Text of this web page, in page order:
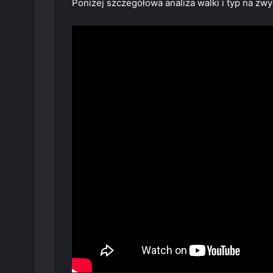
Poniżej szczegółowa analiza walki i typ na